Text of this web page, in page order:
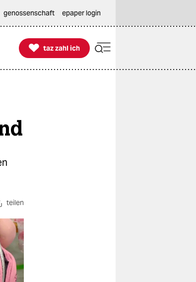
genossenschaft epaper login

taz zahl ich
taz zahl ich
teilen